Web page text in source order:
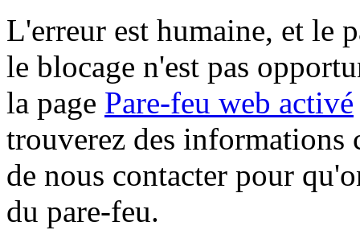
L'erreur est humaine, et le
le blocage n'est pas
la page Pare-feu web activé
trouverez des informations
de nous contacter pour
du pare-feu.